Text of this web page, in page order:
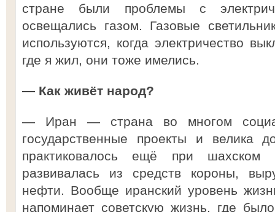
стране были проблемы с
освещались газом. Газовые
используются, когда электричество
где я жил, они тоже имелись.
— Как живёт народ?
— Иран — страна во многом
государственные проекты и велика
практиковалось ещё при шахском
развивалась из средств короны,
нефти. Вообще иранский уровень
напоминает советскую жизнь, где